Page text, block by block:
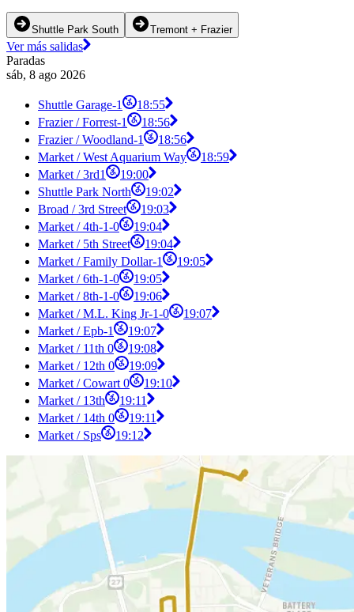
Shuttle Park South Tremont + Frazier
Ver más salidas
Paradas
sáb, 8 ago 2026
Shuttle Garage-1
18:55
Frazier / Forrest-1
18:56
Frazier / Woodland-1
18:56
Market / West Aquarium Way
18:59
Market / 3rd1
19:00
Shuttle Park North
19:02
Broad / 3rd Street
19:03
Market / 4th-1-0
19:04
Market / 5th Street
19:04
Market / Family Dollar-1
19:05
Market / 6th-1-0
19:05
Market / 8th-1-0
19:06
Market / M.L. King Jr-1-0
19:07
Market / Epb-1
19:07
Market / 11th 0
19:08
Market / 12th 0
19:09
Market / Cowart 0
19:10
Market / 13th
19:11
Market / 14th 0
19:11
Market / Sps
19:12